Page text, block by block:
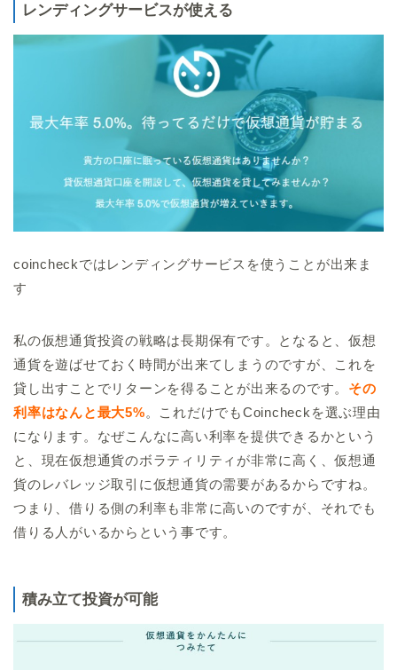
レンディングサービスが使える
coincheckではレンディングサービスを使うことが出来ま
す
私の仮想通貨投資の戦略は長期保有です。となると、仮想
通貨を遊ばせておく時間が出来てしまうのですが、これを
貸し出すことでリターンを得ることが出来るのです。 その
利率はなんと最大5%。これだけでもCoincheckを選ぶ理由
になります。なぜこんなに高い利率を提供できるかという
と、現在仮想通貨のボラティリティが非常に高く、仮想通
貨のレバレッジ取引に仮想通貨の需要があるからですね。
つまり、借りる側の利率も非常に高いのですが、それでも
借りる人がいるからという事です。
積み立て投資が可能